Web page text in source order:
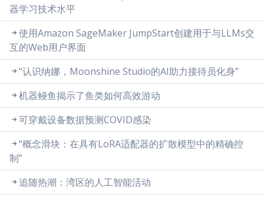
器学习技术水平
使用Amazon SageMaker JumpStart创建用于与LLMs交
互的Web用户界面
“认识纳娜，Moonshine Studio的AI助力接待员化身”
机器鳗鱼揭示了鱼类如何高效游动
可穿戴设备数据预测COVID感染
“概念滑块：在具有LoRA适配器的扩散模型中的精确控
制”
追随热潮：湾区的人工智能活动